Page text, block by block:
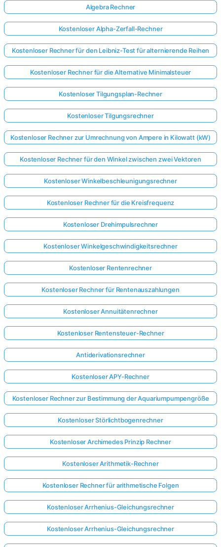
Algebra Rechner
Kostenloser Alpha-Zerfall-Rechner
Kostenloser Rechner für den Leibniz-Test für alternierende Reihen
Kostenloser Rechner für die Alternative Minimalsteuer
Kostenloser Tilgungsplan-Rechner
Kostenloser Tilgungsrechner
Kostenloser Rechner zur Umrechnung von Ampere in Kilowatt (kW)
Kostenloser Rechner für den Winkel zwischen zwei Vektoren
Kostenloser Winkelbeschleunigungsrechner
Kostenloser Rechner für die Kreisfrequenz
Kostenloser Drehimpulsrechner
Kostenloser Winkelgeschwindigkeitsrechner
Kostenloser Rentenrechner
Kostenloser Rechner für Rentenauszahlungen
Kostenloser Annuitätenrechner
Kostenloser Rentensteuer-Rechner
Antiderivationsrechner
Kostenloser APY-Rechner
Kostenloser Rechner zur Bestimmung der Aquariumpumpengröße
Kostenloser Störlichtbogenrechner
Kostenloser Archimedes Prinzip Rechner
Kostenloser Arithmetik-Rechner
Kostenloser Rechner für arithmetische Folgen
Kostenloser Arrhenius-Gleichungsrechner
Kostenloser Arrhenius-Gleichungsrechner